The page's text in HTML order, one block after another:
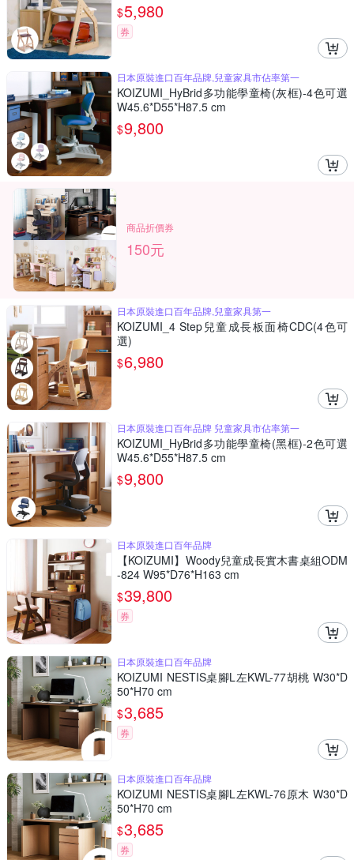
$5,980
券
日本原裝進口百年品牌,兒童家具市佔率第一
KOIZUMI_HyBrid多功能學童椅(灰框)-4色可選
W45.6*D55*H87.5 cm
$9,800
商品折價券
150元
日本原裝進口百年品牌,兒童家具第一
KOIZUMI_4 Step兒童成長板面椅CDC(4色可
選)
$6,980
日本原裝進口百年品牌 兒童家具市佔率第一
KOIZUMI_HyBrid多功能學童椅(黑框)-2色可選
W45.6*D55*H87.5 cm
$9,800
日本原裝進口百年品牌
【KOIZUMI】Woody兒童成長實木書桌組ODM
-824 W95*D76*H163 cm
$39,800
券
日本原裝進口百年品牌
KOIZUMI NESTIS桌腳L左KWL-77胡桃 W30*D
50*H70 cm
$3,685
券
日本原裝進口百年品牌
KOIZUMI NESTIS桌腳L左KWL-76原木 W30*D
50*H70 cm
$3,685
券